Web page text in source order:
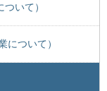
いて）
について）